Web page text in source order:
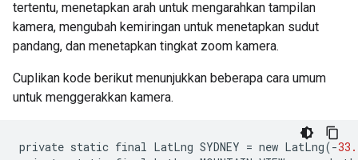
tertentu, menetapkan arah untuk mengarahkan tampilan
kamera, mengubah kemiringan untuk menetapkan sudut
pandang, dan menetapkan tingkat zoom kamera.
Cuplikan kode berikut menunjukkan beberapa cara umum
untuk menggerakkan kamera.
private static final LatLng SYDNEY = new LatLng(-